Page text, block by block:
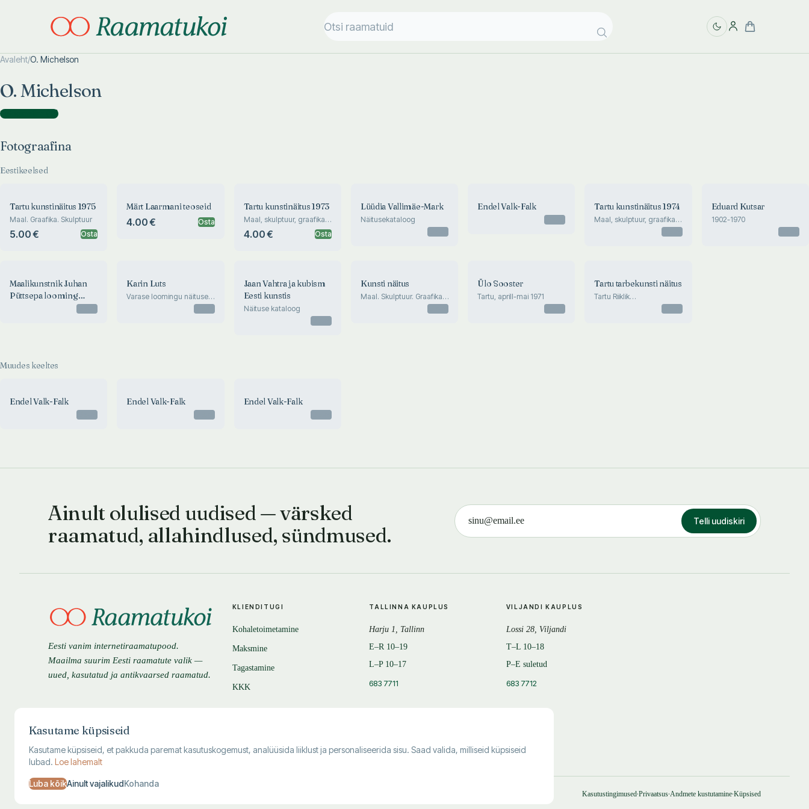
Avaleht/O. Michelson
O. Michelson
Fotograafina )
Fotograafina
Eestikeelsed
Tartu kunstinäitus 1975
Maal. Graafika. Skulptuur
5.00 € Osta
Märt Laarmani teoseid
4.00 € Osta
Tartu kunstinäitus 1973
Maal, skulptuur, graafika,
juuni-juuli 1973
4.00 € Osta
Lüüdia Vallimäe-Mark
Näitusekataloog
Endel Valk-Falk Tartu kunstinäitus 1974
Maal, skulptuur, graafika,
Eduard Kutsar
1902-1970
Maalikunstnik Juhan
Püttsepa looming
Karin Luts
Varase loomingu näituse
Jaan Vahtra ja kubism
Eesti kunstis
Näituse kataloog
Kunsti näitus
Maal. Skulptuur. Graafika.
Ülo Sooster
Tartu, aprill-mai 1971
Tartu tarbekunsti näitus
Tartu Riiklik
detsember 1971 - jaanuar
Muudes keeltes
Endel Valk-Falk Endel Valk-Falk Endel Valk-Falk
Ainult olulised uudised — värsked
raamatud, allahindlused, sündmused.
Telli uudiskiri
Eesti vanim internetiraamatupood.
Maailma suurim Eesti raamatute valik —
uued, kasutatud ja antikvaarsed raamatud.
KLIENDITUGI
Kohaletoimetamine
Maksmine
Tagastamine
KKK
TALLINNA KAUPLUS
Harju 1, Tallinn
E–R 10–19
L–P 10–17
683 7711
VILJANDI KAUPLUS
Lossi 28, Viljandi
T–L 10–18
P–E suletud
683 7712
Kasutustingimused·Privaatsus·Andmete kustutamine·Küpsised
Kasutame küpsiseid
Kasutame küpsiseid, et pakkuda paremat kasutuskogemust, analüüsida liiklust ja personaliseerida sisu. Saad valida, milliseid küpsiseid
lubad. Loe lahemalt
Luba kõikAinult vajalikudKohanda